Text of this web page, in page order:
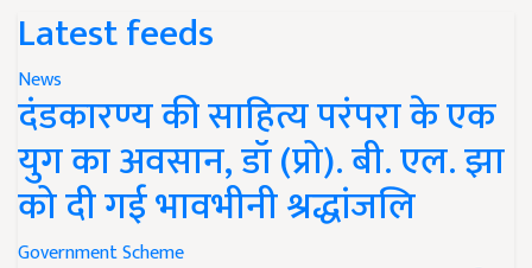
Latest feeds
News
दंडकारण्य की साहित्य परंपरा के एक
युग का अवसान, डॉ (प्रो). बी. एल. झा
को दी गई भावभीनी श्रद्धांजलि
Government Scheme